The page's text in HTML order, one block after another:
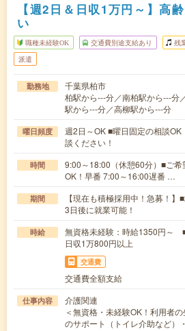
【週2日＆日収1万円～】高
い
職種未経験OK 交通費別途支給あり 残
派遣
勤務地
千葉県柏市
柏駅から---分／南柏駅から---分
駅から---分／高柳駅から---分
曜日頻度
週2日～OK ■曜日固定の相談
談ください！
時間
9:00～18:00（休憩60分）■ご希
OK！早番 7:00～16:00遅番 …
期間
【現在も積極採用中！急募！
3日後に就業可能！
時給
無資格未経験：時給1350円
日収1万800円以上
交通費
交通費全額支給
仕事内容
介護関連
＜無資格・未経験OK！利用者
のサポート（トイレ介助など）